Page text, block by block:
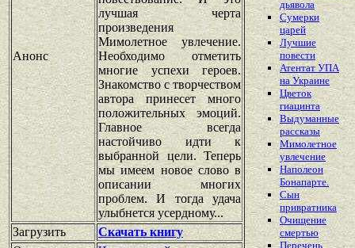
Анонс
лучшая черта
произведения
Мимолетное увлечение.
Необходимо отметить
многие успехи героев.
Знакомство с творчеством
автора принесет много
положительных эмоций.
Главное всегда
настойчиво идти к
выбранной цели. Теперь
мы имеем новое слово в
описании многих
проблем. И тогда удача
улыбнется усердному...
Загрузить
Скачать книгу
дьявола
Сумерки
царей
Лучшие
повести
Атентат УПА
на Украине
Цветок
гиацинта
Выдуманные
рассказы
Мимолетное
увлечение
Наполеон
Бонапарте.
Сын
привратника
Очищение
смертью
Перечень